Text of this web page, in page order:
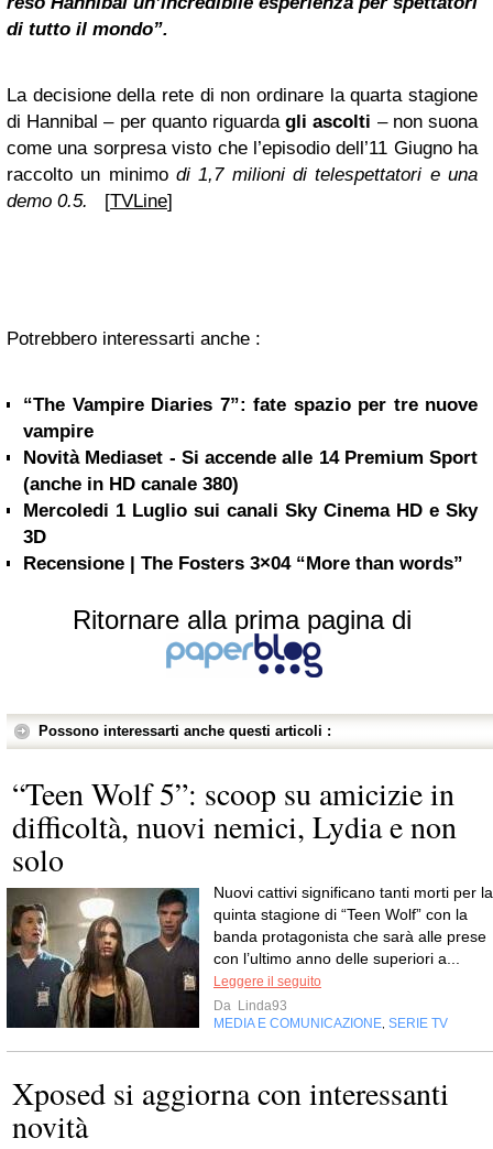
di tutto il mondo”.
La decisione della rete di non ordinare la quarta stagione
di Hannibal – per quanto riguardagli ascolti – non suona
come una sorpresa visto che l’episodio dell’11 Giugno ha
raccolto un minimo di 1,7 milioni di telespettatori e una
demo 0.5.
[TVLine]
Potrebbero interessarti anche :
“The Vampire Diaries 7”: fate spazio per tre nuove
vampire
Novità Mediaset - Si accende alle 14 Premium Sport
(anche in HD canale 380)
Mercoledi 1 Luglio sui canali Sky Cinema HD e Sky
3D
Recensione | The Fosters 3×04 “More than words”
Ritornare alla prima pagina di
Possono interessarti anche questi articoli :
“Teen Wolf 5”: scoop su amicizie in
difficoltà, nuovi nemici, Lydia e non
solo
Nuovi cattivi significano tanti morti per la
quinta stagione di “Teen Wolf” con la
banda protagonista che sarà alle prese
con l’ultimo anno delle superiori a...
Leggere il seguito
Da Linda93
MEDIA E COMUNICAZIONE SERIE TV
Xposed si aggiorna con interessanti
novità